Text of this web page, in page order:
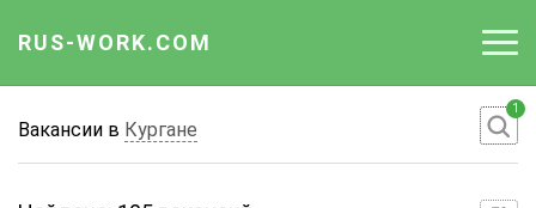
RUS-WORK.COM
Вакансии
Вакансии в Кургане
1